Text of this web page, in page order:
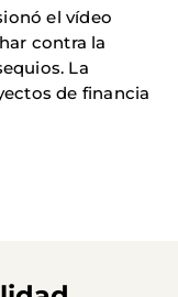
el vídeo
contra la
La
de financia